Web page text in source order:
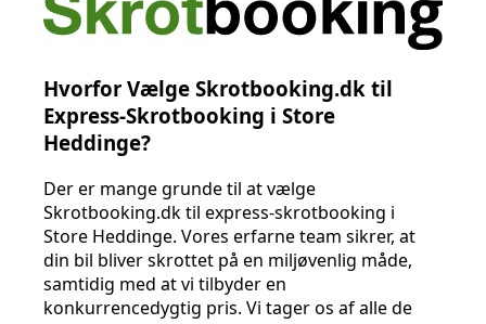
Hvorfor Vælge Skrotbooking.dk til
Express-Skrotbooking i Store
Heddinge?
Der er mange grunde til at vælge
Skrotbooking.dk til express-skrotbooking i
Store Heddinge. Vores erfarne team sikrer, at
din bil bliver skrottet på en miljøvenlig måde,
samtidig med at vi tilbyder en
konkurrencedygtig pris. Vi tager os af alle de